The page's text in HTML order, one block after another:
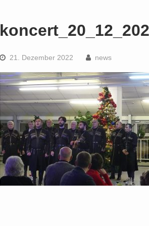
21. Dezember 2022 news